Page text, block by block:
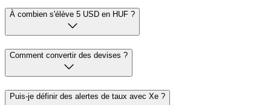
À combien s'élève 5 USD en HUF ?
Comment convertir des devises ?
Puis-je définir des alertes de taux avec Xe ?